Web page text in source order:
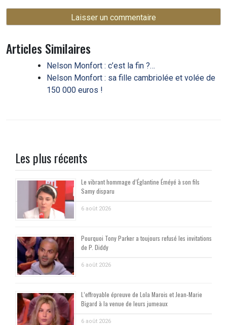
Articles Similaires
Nelson Monfort : c’est la fin ?…
Nelson Monfort : sa fille cambriolée et volée de
150 000 euros !
Les plus récents
Le vibrant hommage d’Églantine Éméyé à son fils
Samy disparu
6 août 2026
Pourquoi Tony Parker a toujours refusé les invitations
de P. Diddy
6 août 2026
L’effroyable épreuve de Lola Marois et Jean-Marie
Bigard à la venue de leurs jumeaux
6 août 2026